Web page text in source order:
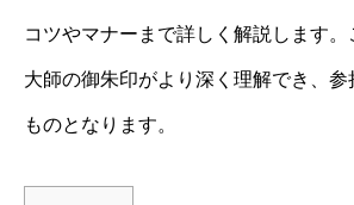
コツやマナーまで詳しく解説します
大師の御朱印がより深く理解でき、参
ものとなります。